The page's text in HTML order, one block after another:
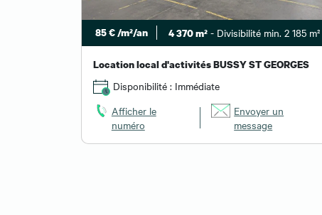
85 € /m²/an 4 370 m²- Divisibilité min. 2 185 m²
Location local d'activités BUSSY ST GEORGES
Disponibilité : Immédiate
Afficher le
numéro
Envoyer un
message